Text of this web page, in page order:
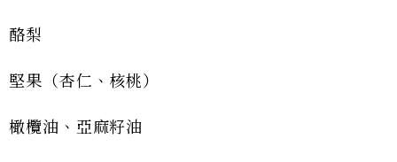
酪梨
堅果（杏仁、核桃）
橄欖油、亞麻籽油